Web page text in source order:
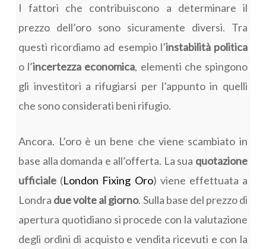
I fattori che contribuiscono a determinare il
prezzo dell’oro sono sicuramente diversi. Tra
questi ricordiamo ad esempio l’instabilità politica
o l’incertezza economica, elementi che spingono
gli investitori a rifugiarsi per l’appunto in quelli
che sono considerati beni rifugio.
Ancora. L’oro è un bene che viene scambiato in
base alla domanda e all’offerta. La sua quotazione
ufficiale (London Fixing Oro) viene effettuata a
Londra due volte al giorno. Sulla base del prezzo di
apertura quotidiano si procede con la valutazione
degli ordini di acquisto e vendita ricevuti e con la